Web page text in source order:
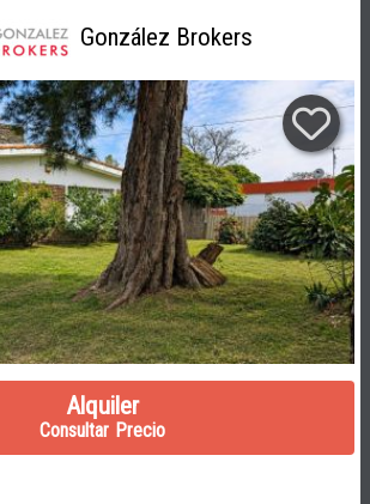
González Brokers
Alquiler
Consultar Precio